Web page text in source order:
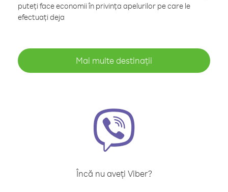
puteți face economii în privința apelurilor pe care le
efectuați deja
Mai multe destinații
Încă nu aveți Viber?